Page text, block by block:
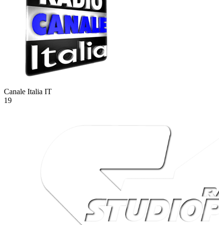
Canale Italia IT
19